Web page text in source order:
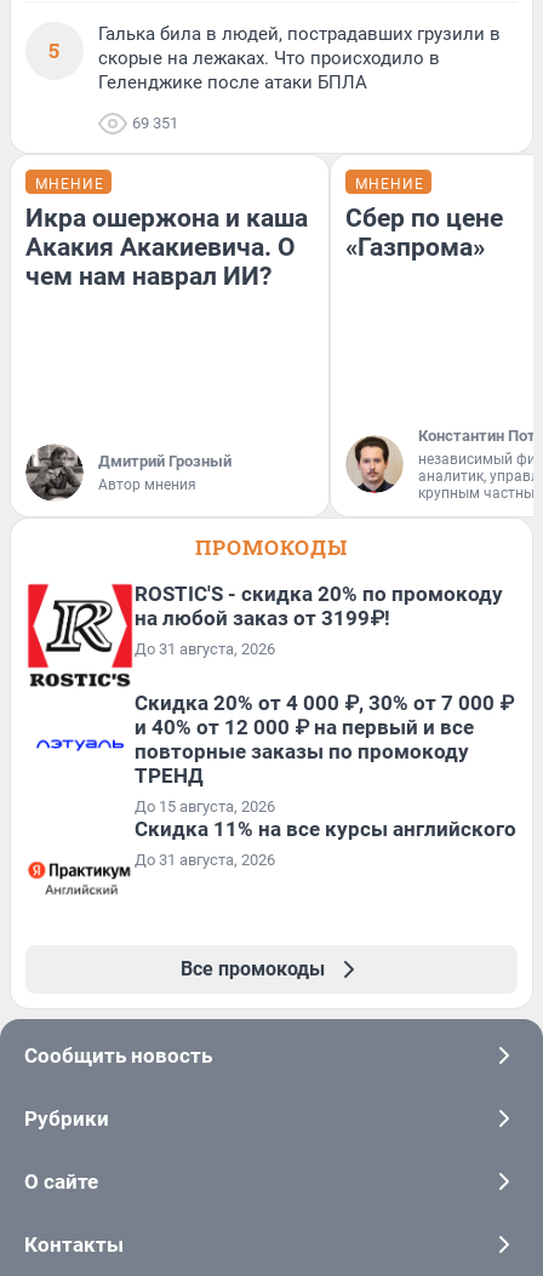
5
Галька била в людей, пострадавших грузили в
скорые на лежаках. Что происходило в
Геленджике после атаки БПЛА
69 351
МНЕНИЕ
Икра ошержона и каша
Акакия Акакиевича. О
чем нам наврал ИИ?
Дмитрий Грозный
Автор мнения
МНЕНИЕ
Сбер по цене
«Газпрома»
Константин
независимый
аналитик,
крупным
ПРОМОКОДЫ
ROSTIC'S - скидка 20% по промокоду
на любой заказ от 3199₽!
До 31 августа, 2026
Скидка 20% от 4 000 ₽, 30% от 7 000 ₽
и 40% от 12 000 ₽ на первый и все
повторные заказы по промокоду
ТРЕНД
До 15 августа, 2026
Скидка 11% на все курсы английского
До 31 августа, 2026
Все промокоды
Сообщить новость
Рубрики
О сайте
Контакты